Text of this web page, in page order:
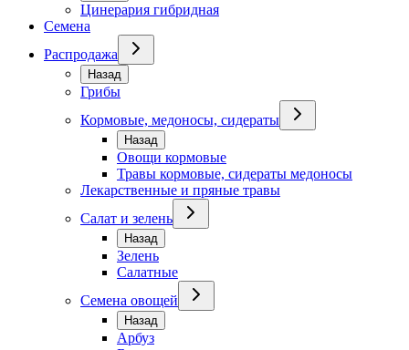
Цинерария гибридная
Семена
Распродажа
Назад
Грибы
Кормовые, медоносы, сидераты
Назад
Овощи кормовые
Травы кормовые, сидераты медоносы
Лекарственные и пряные травы
Салат и зелень
Назад
Зелень
Салатные
Семена овощей
Назад
Арбуз